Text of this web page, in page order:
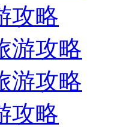
攻略
游攻略
游攻略
攻略